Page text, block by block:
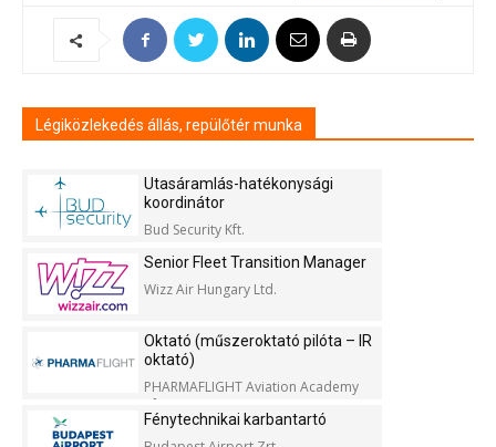
Légiközlekedés állás, repülőtér munka
Utasáramlás-hatékonysági
koordinátor
Bud Security Kft.
Senior Fleet Transition Manager
Wizz Air Hungary Ltd.
Oktató (műszeroktató pilóta – IR
oktató)
PHARMAFLIGHT Aviation Academy
Kft.
Fénytechnikai karbantartó